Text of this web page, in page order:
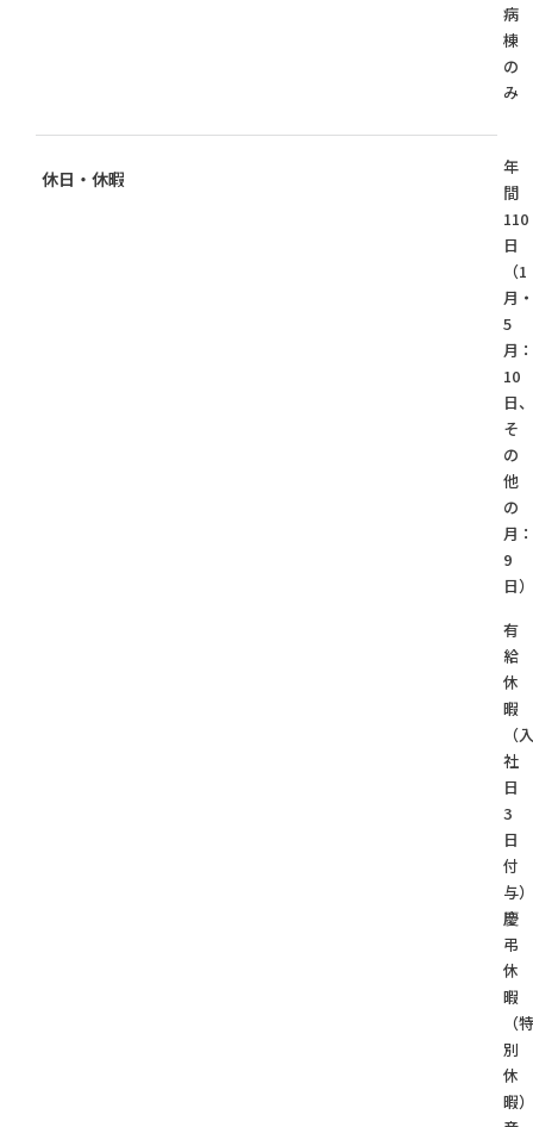
病
棟
の
み
休日・休暇
年
間
110
日
（1
月・
5
月：
10
日、
そ
の
他
の
月：
9
日）
有
給
休
暇
（入
社
日
3
日
付
与）
慶
弔
休
暇
（特
別
休
暇）